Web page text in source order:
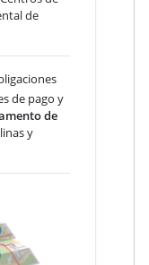
de
de pago y
de
y